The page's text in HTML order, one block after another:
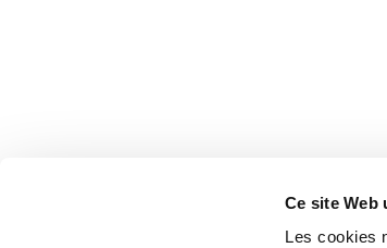
Ce site Web
Les cookies